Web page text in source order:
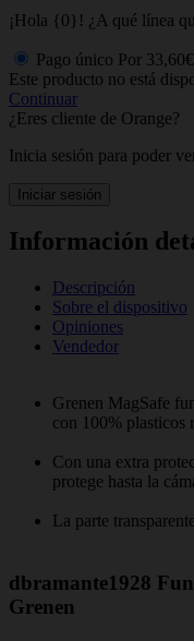
¡Hola {0}! ¿A qué línea
Pago único Por 33,60€
Este producto no está
Continuar
¿Eres cliente de Orange?
Inicia sesión para poder
Iniciar sesión
Información
Descripción
Sobre el dispositivo
Opiniones
Vendedor
Grenen MagSafe
con 100% plasticos
Con una extra
protege hasta la
La parte
dbramante1928
Grenen